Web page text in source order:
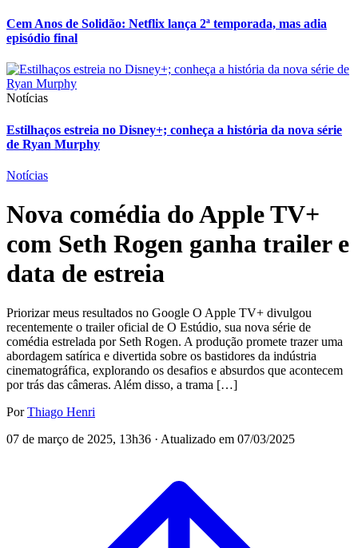
Cem Anos de Solidão: Netflix lança 2ª temporada, mas adia
episódio final
Notícias
Estilhaços estreia no Disney+; conheça a história da nova série
de Ryan Murphy
Notícias
Nova comédia do Apple TV+
com Seth Rogen ganha trailer e
data de estreia
Priorizar meus resultados no Google O Apple TV+ divulgou
recentemente o trailer oficial de O Estúdio, sua nova série de
comédia estrelada por Seth Rogen. A produção promete trazer uma
abordagem satírica e divertida sobre os bastidores da indústria
cinematográfica, explorando os desafios e absurdos que acontecem
por trás das câmeras. Além disso, a trama […]
PorThiago Henri
07 de março de 2025, 13h36 · Atualizado em 07/03/2025